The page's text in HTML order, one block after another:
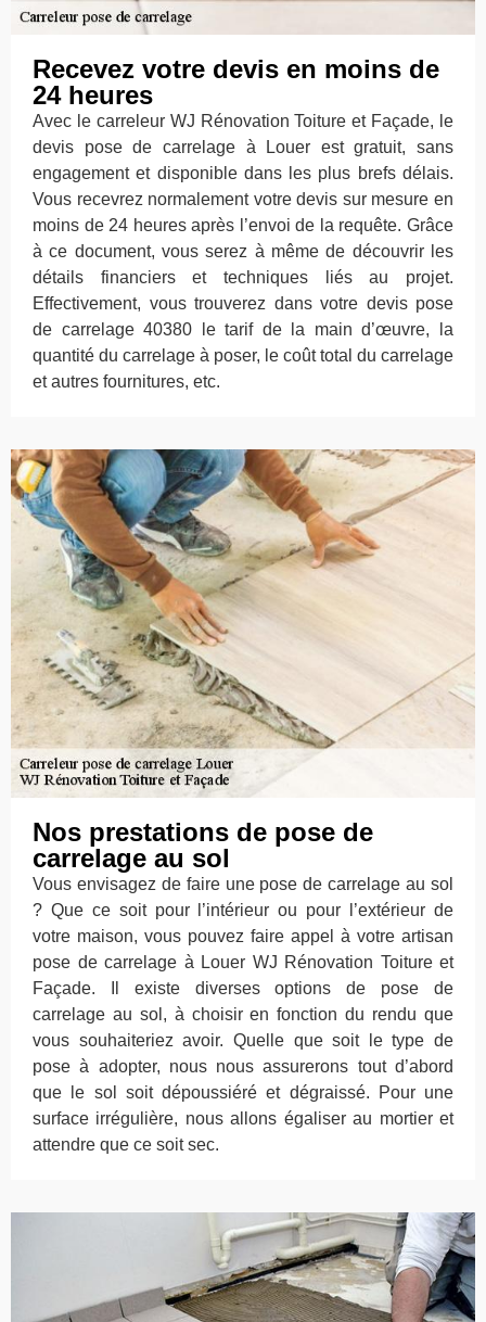
Recevez votre devis en moins de
24 heures
Avec le carreleur WJ Rénovation Toiture et Façade, le
devis pose de carrelage à Louer est gratuit, sans
engagement et disponible dans les plus brefs délais.
Vous recevrez normalement votre devis sur mesure en
moins de 24 heures après l’envoi de la requête. Grâce
à ce document, vous serez à même de découvrir les
détails financiers et techniques liés au projet.
Effectivement, vous trouverez dans votre devis pose
de carrelage 40380 le tarif de la main d’œuvre, la
quantité du carrelage à poser, le coût total du carrelage
et autres fournitures, etc.
Nos prestations de pose de
carrelage au sol
Vous envisagez de faire une pose de carrelage au sol
? Que ce soit pour l’intérieur ou pour l’extérieur de
votre maison, vous pouvez faire appel à votre artisan
pose de carrelage à Louer WJ Rénovation Toiture et
Façade. Il existe diverses options de pose de
carrelage au sol, à choisir en fonction du rendu que
vous souhaiteriez avoir. Quelle que soit le type de
pose à adopter, nous nous assurerons tout d’abord
que le sol soit dépoussiéré et dégraissé. Pour une
surface irrégulière, nous allons égaliser au mortier et
attendre que ce soit sec.